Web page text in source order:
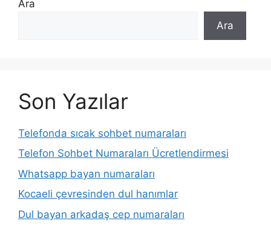
Ara
Ara
Son Yazılar
Telefonda sıcak sohbet numaraları
Telefon Sohbet Numaraları Ücretlendirmesi
Whatsapp bayan numaraları
Kocaeli çevresinden dul hanımlar
Dul bayan arkadaş cep numaraları